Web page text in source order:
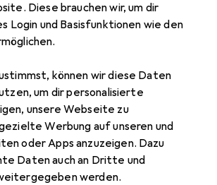
Diese brauchen wir, um dir
Login und Basisfunktionen wie den
können wir diese Daten
um dir personalisierte
unsere Webseite zu
Werbung auf unseren und
oder Apps anzuzeigen. Dazu
Daten auch an Dritte und
werden.
EUR
59,95
LicoEagar High
für Lico Eagar
du passendes Zubehör zum Produkt